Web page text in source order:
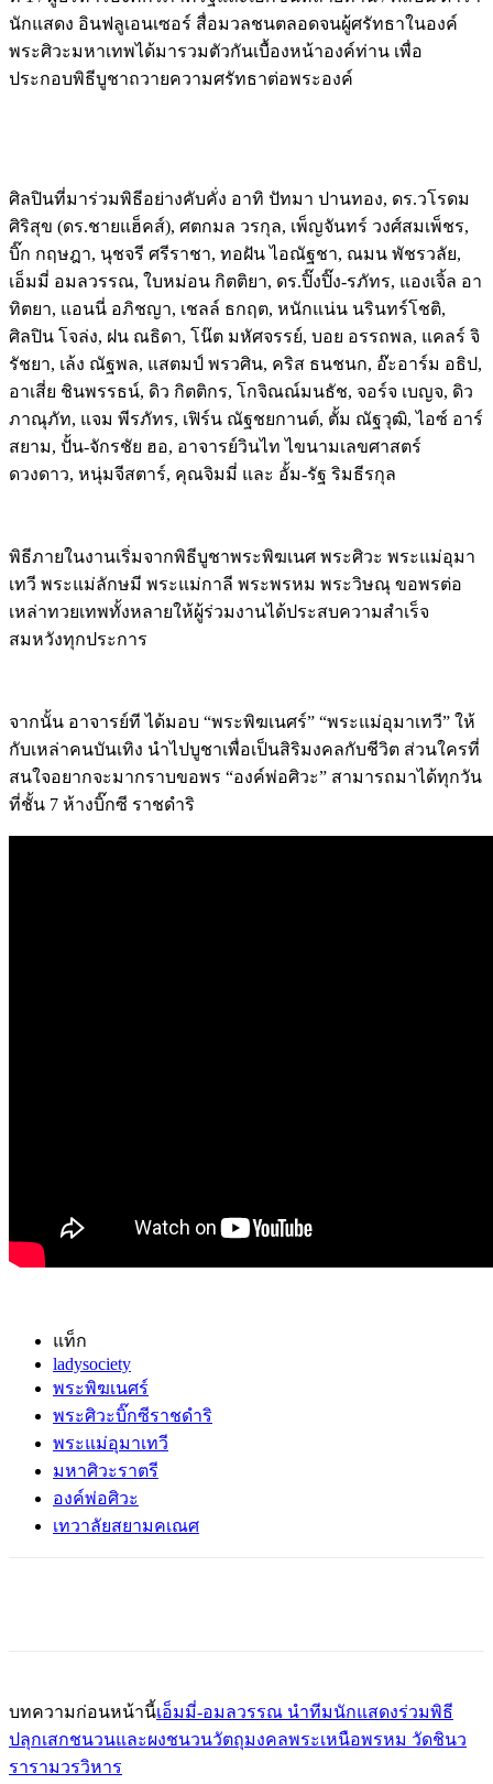
นักแสดง อินฟลูเอนเซอร์ สื่อมวลชนตลอดจนผู้ศรัทธาในองค์
พระศิวะมหาเทพได้มารวมตัวกันเบื้องหน้าองค์ท่าน เพื่อ
ประกอบพิธีบูชาถวายความศรัทธาต่อพระองค์
ศิลปินที่มาร่วมพิธีอย่างคับคั่ง อาทิ ปัทมา ปานทอง, ดร.วโรดม
ศิริสุข (ดร.ชายแฮ็คส์), ศตกมล วรกุล, เพ็ญจันทร์ วงศ์สมเพ็ชร,
บิ๊ก กฤษฎา, นุชจรี ศรีราชา, ทอฝัน ไอณัฐชา, ณมน พัชรวลัย,
เอ็มมี่ อมลวรรณ, ใบหม่อน กิตติยา, ดร.ปิ๊งปิ๊ง-รภัทร, แองเจิ้ล อา
ทิตยา, แอนนี่ อภิชญา, เชลล์ ธกฤต, หนักแน่น นรินทร์โชติ,
ศิลปิน โจล่ง, ฝน ณธิดา, โน๊ต มหัศจรรย์, บอย อรรถพล, แคลร์ จิ
รัชยา, เล้ง ณัฐพล, แสตมป์ พรวศิน, คริส ธนชนก, อ๊ะอาร์ม อธิป,
อาเสี่ย ชินพรรธน์, ดิว กิตติกร, โกจิณณ์มนธัช, จอร์จ เบญจ, ดิว
ภาณุภัท, แจม พีรภัทร, เฟิร์น ณัฐชยกานต์, ตั้ม ณัฐวุฒิ, ไอซ์ อาร์
สยาม, ปั้น-จักรชัย ฮอ, อาจารย์วินไท ไขนามเลขศาสตร์
ดวงดาว, หนุ่มจีสตาร์, คุณจิมมี่ และ อั้ม-รัฐ ริมธีรกุล
พิธีภายในงานเริ่มจากพิธีบูชาพระพิฆเนศ พระศิวะ พระแม่อุมา
เทวี พระแม่ลักษมี พระแม่กาลี พระพรหม พระวิษณุ ขอพรต่อ
เหล่าทวยเทพทั้งหลายให้ผู้ร่วมงานได้ประสบความสำเร็จ
สมหวังทุกประการ
จากนั้น อาจารย์ที ได้มอบ “พระพิฆเนศร์” “พระแม่อุมาเทวี” ให้
กับเหล่าคนบันเทิง นำไปบูชาเพื่อเป็นสิริมงคลกับชีวิต ส่วนใครที่
สนใจอยากจะมากราบขอพร “องค์พ่อศิวะ” สามารถมาได้ทุกวัน
ที่ชั้น 7 ห้างบิ๊กซี ราชดำริ
แท็ก
ladysociety
พระพิฆเนศร์
พระศิวะบิ๊กซีราชดำริ
พระแม่อุมาเทวี
มหาศิวะราตรี
องค์พ่อศิวะ
เทวาลัยสยามคเณศ
บทความก่อนหน้านี้เอ็มมี่-อมลวรรณ นำทีมนักแสดงร่วมพิธี
ปลุกเสกชนวนและผงชนวนวัตถุมงคลพระเหนือพรหม วัดชินว
รารามวรวิหาร